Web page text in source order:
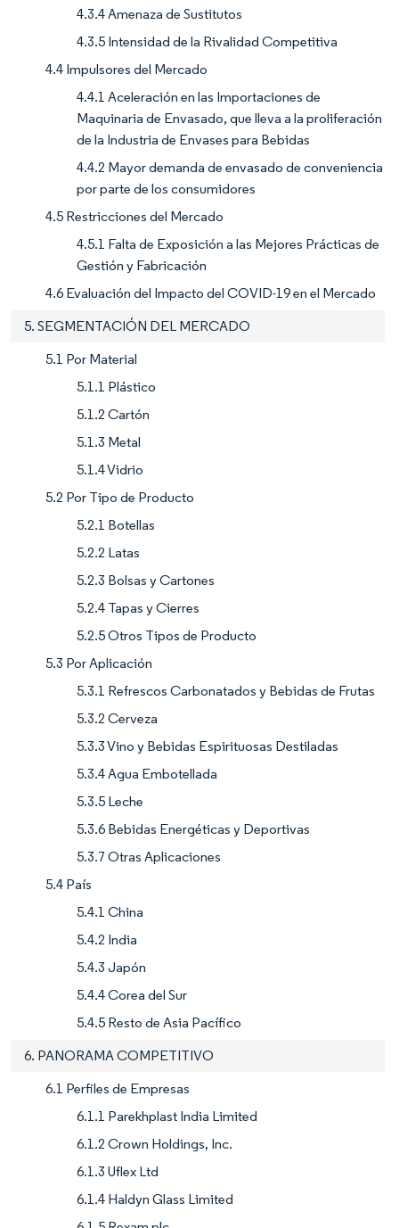
4.3.4 Amenaza de Sustitutos
4.3.5 Intensidad de la Rivalidad Competitiva
4.4 Impulsores del Mercado
4.4.1 Aceleración en las Importaciones de
Maquinaria de Envasado, que lleva a la proliferación
de la Industria de Envases para Bebidas
4.4.2 Mayor demanda de envasado de conveniencia
por parte de los consumidores
4.5 Restricciones del Mercado
4.5.1 Falta de Exposición a las Mejores Prácticas de
Gestión y Fabricación
4.6 Evaluación del Impacto del COVID-19 en el Mercado
5. SEGMENTACIÓN DEL MERCADO
5.1 Por Material
5.1.1 Plástico
5.1.2 Cartón
5.1.3 Metal
5.1.4 Vidrio
5.2 Por Tipo de Producto
5.2.1 Botellas
5.2.2 Latas
5.2.3 Bolsas y Cartones
5.2.4 Tapas y Cierres
5.2.5 Otros Tipos de Producto
5.3 Por Aplicación
5.3.1 Refrescos Carbonatados y Bebidas de Frutas
5.3.2 Cerveza
5.3.3 Vino y Bebidas Espirituosas Destiladas
5.3.4 Agua Embotellada
5.3.5 Leche
5.3.6 Bebidas Energéticas y Deportivas
5.3.7 Otras Aplicaciones
5.4 País
5.4.1 China
5.4.2 India
5.4.3 Japón
5.4.4 Corea del Sur
5.4.5 Resto de Asia Pacífico
6. PANORAMA COMPETITIVO
6.1 Perfiles de Empresas
6.1.1 Parekhplast India Limited
6.1.2 Crown Holdings, Inc.
6.1.3 Uflex Ltd
6.1.4 Haldyn Glass Limited